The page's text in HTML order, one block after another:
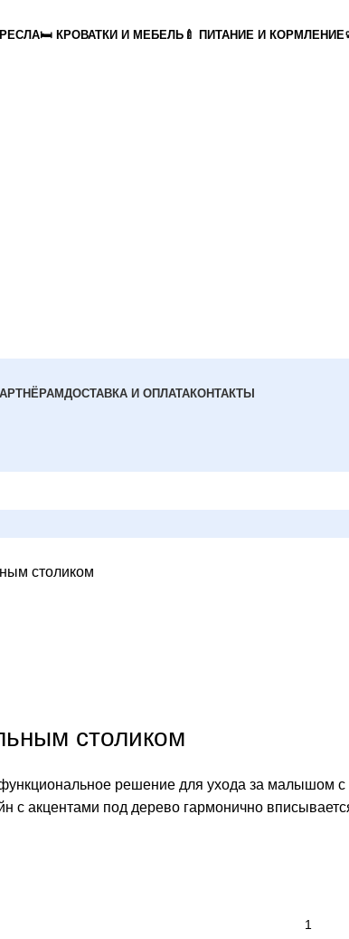
🛏 КРОВАТКИ И МЕБЕЛЬ 🍼 ПИТАНИЕ И КОРМЛЕНИЕ
ДОСТАВКА И ОПЛАТАКОНТАКТЫ
столиком
столиком
решение для ухода за
акцентами под дерево гармонично